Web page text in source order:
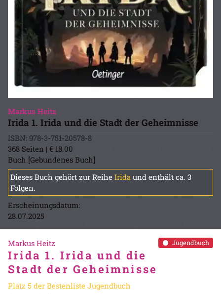
Markus Heitz
Irida 1. Irida und die Stadt der Geheimnisse
ISBN: 978-3-751-20578-8
368 Seiten | € 18.00
Buch [Gebundenes Buch]
Dieses Buch gehört zur Reihe Irida und enthält ca. 3
Folgen.
Erscheinungsdatum:
28.07.2025
Jugendbuch
Markus Heitz
Irida 1. Irida und die
Stadt der Geheimnisse
Platz 5 der Bestenliste Jugendbuch